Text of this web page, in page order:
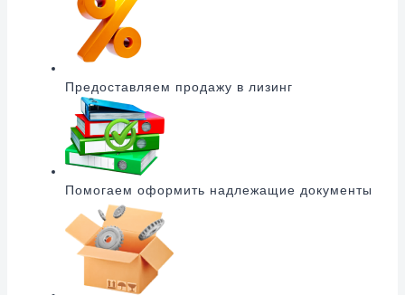
Предоставляем продажу в лизинг
Помогаем оформить надлежащие документы